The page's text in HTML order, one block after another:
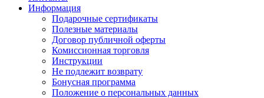
Информация
Подарочные сертификаты
Полезные материалы
Договор публичной оферты
Комиссионная торговля
Инструкции
Не подлежит возврату
Бонусная программа
Положение о персональных данных